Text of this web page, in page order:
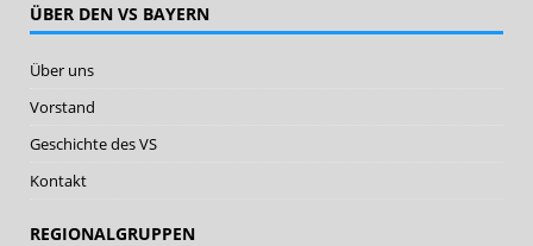
ÜBER DEN VS BAYERN
Über uns
Vorstand
Geschichte des VS
Kontakt
REGIONALGRUPPEN